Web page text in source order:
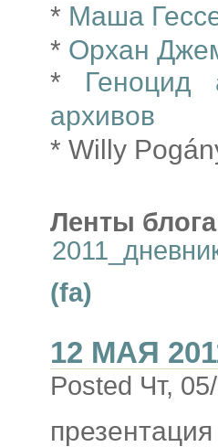
* Маша
* Орхан
* Геноцид
архивов
* Willy
Ленты
(fa)
12 МАЯ
Posted Чт,